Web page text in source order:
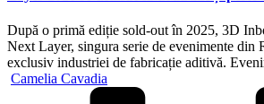
După o primă ediție sold-out în 2025, 3D
Next Layer, singura serie de evenimente din
exclusiv industriei de fabricație aditivă.
Posted
Camelia Cavadia